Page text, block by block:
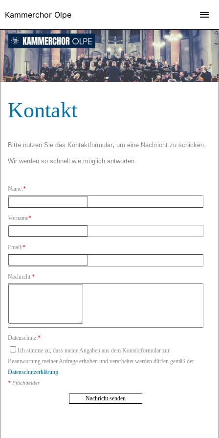
Kontakt
Bitte nutzen Sie das Kontaktformular, um eine Nachricht zu schicken.
Wir werden so schnell wie möglich antworten.
Name:*
Vorname*
Email:*
Nachricht:*
Datenschutz:*
Ich stimme zu, dass meine Angaben aus dem Kontaktformular zur
Beantwortung meiner Anfrage erhoben und verarbeitet werden dürfen gemäß der
Datenschutzerklärung
* Pflichtfelder
Nachricht senden
Kammerchor Olpe